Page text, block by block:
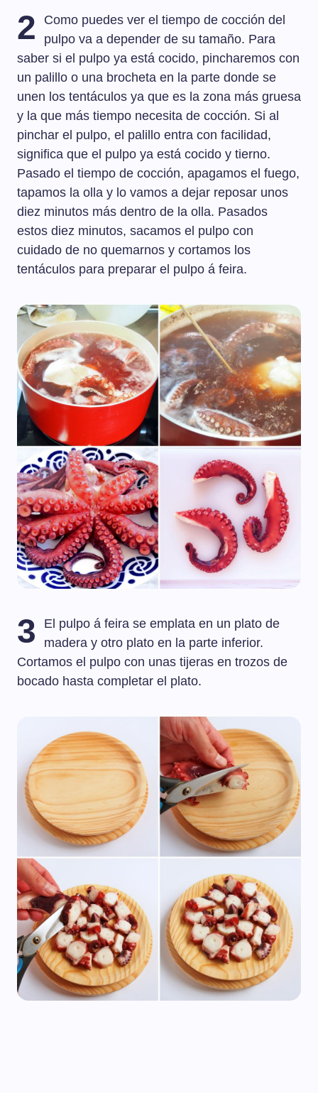
2
Como puedes ver el tiempo de cocción del
pulpo va a depender de su tamaño. Para
saber si el pulpo ya está cocido, pincharemos con
un palillo o una brocheta en la parte donde se
unen los tentáculos ya que es la zona más gruesa
y la que más tiempo necesita de cocción. Si al
pinchar el pulpo, el palillo entra con facilidad,
significa que el pulpo ya está cocido y tierno.
Pasado el tiempo de cocción, apagamos el fuego,
tapamos la olla y lo vamos a dejar reposar unos
diez minutos más dentro de la olla. Pasados
estos diez minutos, sacamos el pulpo con
cuidado de no quemarnos y cortamos los
tentáculos para preparar el pulpo á feira.
3
El pulpo á feira se emplata en un plato de
madera y otro plato en la parte inferior.
Cortamos el pulpo con unas tijeras en trozos de
bocado hasta completar el plato.